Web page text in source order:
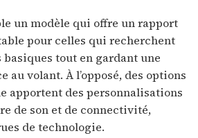
un modèle qui offre un rapport
pour celles qui recherchent
tout en gardant une
au volant. À l’opposé, des options
apportent des personnalisations
de son et de connectivité,
de technologie.